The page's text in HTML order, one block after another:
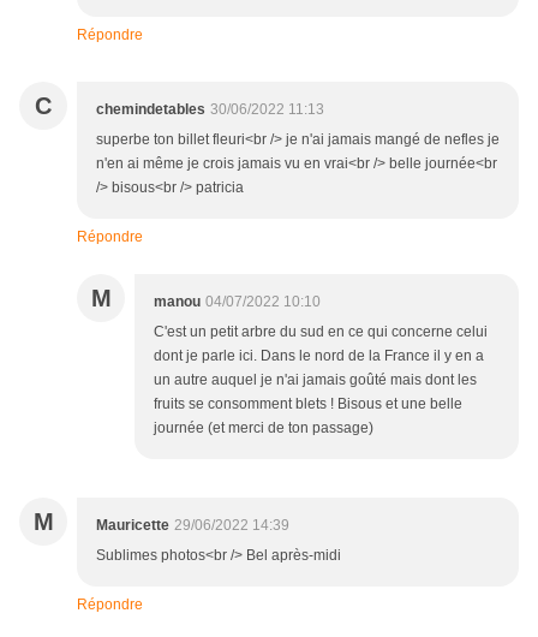
Répondre
C chemindetables 30/06/2022 11:13
superbe ton billet fleuri<br /> je n'ai jamais mangé de nefles je
n'en ai même je crois jamais vu en vrai<br /> belle journée<br
/> bisous<br /> patricia
Répondre
M manou 04/07/2022 10:10
C'est un petit arbre du sud en ce qui concerne celui
dont je parle ici. Dans le nord de la France il y en a
un autre auquel je n'ai jamais goûté mais dont les
fruits se consomment blets ! Bisous et une belle
journée (et merci de ton passage)
M Mauricette 29/06/2022 14:39
Sublimes photos<br /> Bel après-midi
Répondre